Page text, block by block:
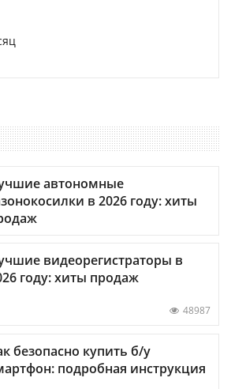
автономные
в 2026 году: хиты
видеорегистраторы в
году: хиты продаж
48987
безопасно купить б/у
подробная инструкция